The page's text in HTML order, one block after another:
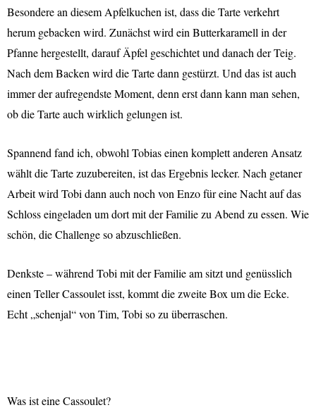
Besondere an diesem Apfelkuchen ist, dass die Tarte verkehrt
herum gebacken wird. Zunächst wird ein Butterkaramell in der
Pfanne hergestellt, darauf Äpfel geschichtet und danach der Teig.
Nach dem Backen wird die Tarte dann gestürzt. Und das ist auch
immer der aufregendste Moment, denn erst dann kann man sehen,
ob die Tarte auch wirklich gelungen ist.
Spannend fand ich, obwohl Tobias einen komplett anderen Ansatz
wählt die Tarte zuzubereiten, ist das Ergebnis lecker. Nach getaner
Arbeit wird Tobi dann auch noch von Enzo für eine Nacht auf das
Schloss eingeladen um dort mit der Familie zu Abend zu essen. Wie
schön, die Challenge so abzuschließen.
Denkste – während Tobi mit der Familie am sitzt und genüsslich
einen Teller Cassoulet isst, kommt die zweite Box um die Ecke.
Echt „schenjal“ von Tim, Tobi so zu überraschen.
Was ist eine Cassoulet?